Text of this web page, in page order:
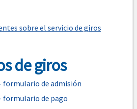
sobre el servicio de giros
de giros
formulario de admisión
formulario de pago